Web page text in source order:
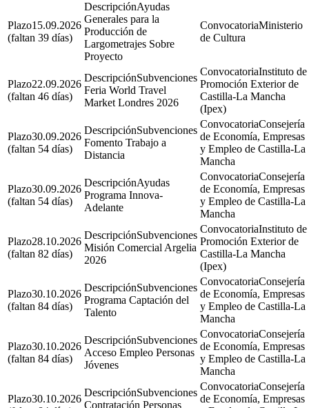
15.09.2026
(faltan 39 días)
Ayudas
Generales para la
Producción de
Largometrajes Sobre
Proyecto
Ministerio
de Cultura
22.09.2026
(faltan 46 días)
Subvenciones
Feria World Travel
Market Londres 2026
Instituto de
Promoción Exterior de
Castilla-La Mancha
(Ipex)
30.09.2026
(faltan 54 días)
Subvenciones
Fomento Trabajo a
Distancia
Consejería
de Economía, Empresas
y Empleo de Castilla-La
Mancha
30.09.2026
(faltan 54 días)
Ayudas
Programa Innova-
Adelante
Consejería
de Economía, Empresas
y Empleo de Castilla-La
Mancha
28.10.2026
(faltan 82 días)
Subvenciones
Misión Comercial Argelia
2026
Instituto de
Promoción Exterior de
Castilla-La Mancha
(Ipex)
30.10.2026
(faltan 84 días)
Subvenciones
Programa Captación del
Talento
Consejería
de Economía, Empresas
y Empleo de Castilla-La
Mancha
30.10.2026
(faltan 84 días)
Subvenciones
Acceso Empleo Personas
Jóvenes
Consejería
de Economía, Empresas
y Empleo de Castilla-La
Mancha
30.10.2026
Subvenciones
Contratación Personas
Consejería
de Economía, Empresas